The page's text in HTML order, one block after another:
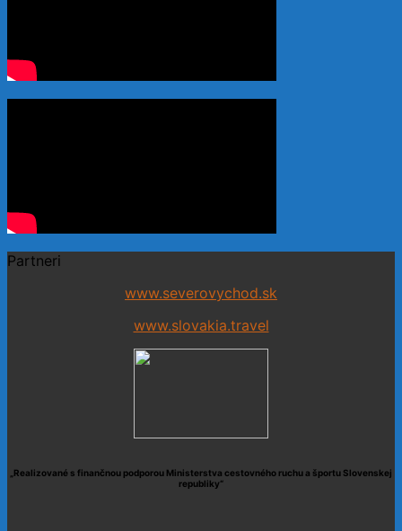
Partneri
www.severovychod.sk
www.slovakia.travel
„Realizované s finančnou podporou Ministerstva cestovného ruchu a športu Slovenskej
republiky“